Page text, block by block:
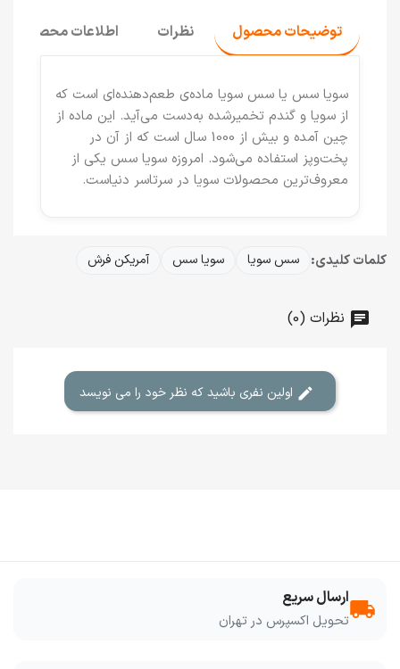
توضیحات محصول نظرات اطلاعات محصول
سویا سس یا سس سویا ماده‌ی طعم‌دهنده‌ای است که
از سویا و گندم تخمیرشده به‌دست می‌آید. این ماده از
چین آمده و بیش از 1000 سال است که از آن در
پخت‌وپز استفاده می‌شود. امروزه سویا سس یکی از
معروف‌ترین محصولات سویا در سرتاسر دنیاست.
کلمات کلیدی: سس سویا سویا سس آمریکن فرش
نظرات (0)
local_shippingارسال سریع
تحویل اکسپرس در تهران